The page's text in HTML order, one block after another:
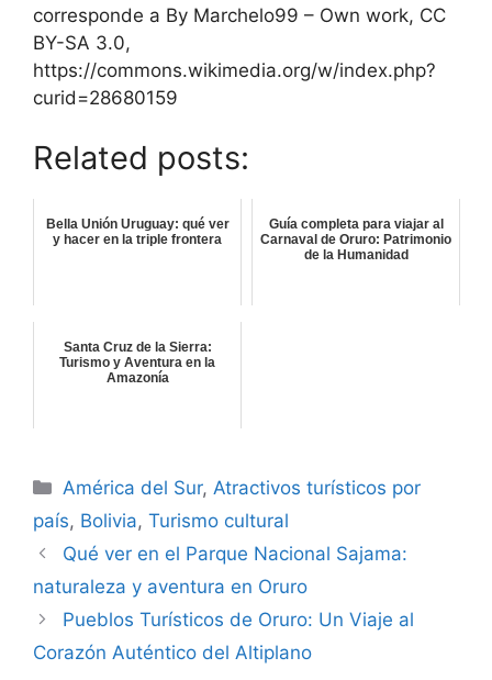
corresponde a By Marchelo99 – Own work, CC
BY-SA 3.0,
https://commons.wikimedia.org/w/index.php?
curid=28680159
Related posts:
Bella Unión Uruguay: qué ver
y hacer en la triple frontera
Guía completa para viajar al
Carnaval de Oruro: Patrimonio
de la Humanidad
Santa Cruz de la Sierra:
Turismo y Aventura en la
Amazonía
Categorías
América del Sur,Atractivos turísticos por
país, Bolivia, Turismo cultural
Qué ver en el Parque Nacional Sajama:
naturaleza y aventura en Oruro
Pueblos Turísticos de Oruro: Un Viaje al
Corazón Auténtico del Altiplano